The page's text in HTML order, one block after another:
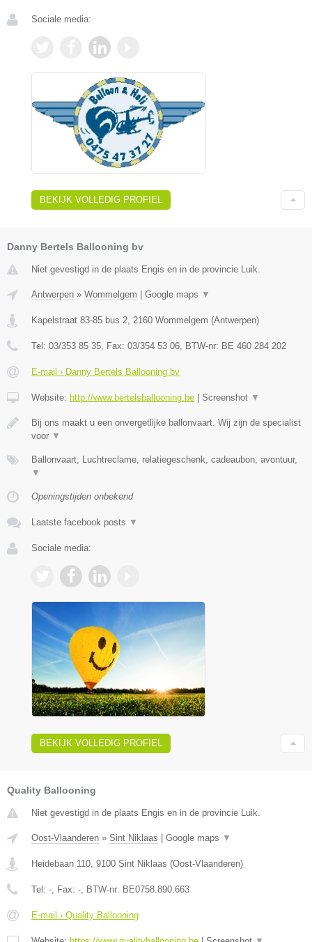
Sociale media:
BEKIJK VOLLEDIG PROFIEL
Danny Bertels Ballooning bv
Niet gevestigd in de plaats Engis en in de provincie Luik.
Antwerpen » Wommelgem | Google maps ▼
Kapelstraat 83-85 bus 2 2160 Wommelgem (Antwerpen)
Tel: 03/353 85 35 , Fax: 03/354 53 06 , BTW-nr: BE 460 284 202
E-mail › Danny Bertels Ballooning bv
Website: http://www.bertelsballooning.be | Screenshot ▼
Bij ons maakt u een onvergetlijke ballonvaart. Wij zijn de specialist
voor ▼
Ballonvaart, Luchtreclame, relatiegeschenk, cadeaubon, avontuur,
▼
Openingstijden onbekend
Laatste facebook posts ▼
Sociale media:
BEKIJK VOLLEDIG PROFIEL
Quality Ballooning
Niet gevestigd in de plaats Engis en in de provincie Luik.
Oost-Vlaanderen » Sint Niklaas Google maps ▼
Heidebaan 110, 9100 Sint Niklaas (Oost-Vlaanderen)
Tel: -, Fax: -, BTW-nr: BE0758.890.663
E-mail › Quality Ballooning